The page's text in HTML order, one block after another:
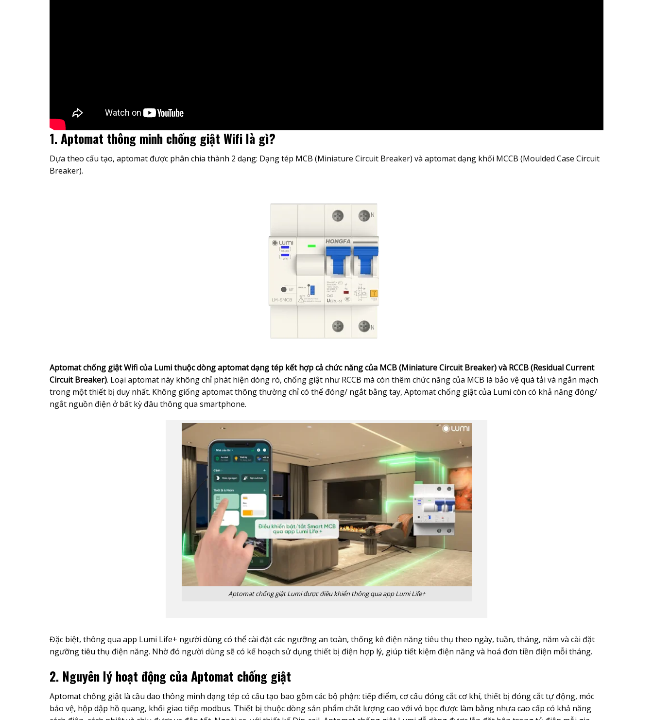
1. Aptomat thông minh chống giật Wifi là gì?
Dựa theo cấu tạo, aptomat được phân chia thành 2 dạng: Dạng tép MCB (Miniature Circuit Breaker) và aptomat dạng khối MCCB (Moulded Case Circuit
Breaker).
Aptomat chống giật Wifi của Lumi thuộc dòng aptomat dạng tép kết hợp cả chức năng của MCB (Miniature Circuit Breaker) và RCCB (Residual Current
Circuit Breaker). Loại aptomat này không chỉ phát hiện dòng rò, chống giật như RCCB mà còn thêm chức năng của MCB là bảo vệ quá tải và ngắn mạch
trong một thiết bị duy nhất. Không giống aptomat thông thường chỉ có thể đóng/ ngắt bằng tay, Aptomat chống giật của Lumi còn có khả năng đóng/
ngắt nguồn điện ở bất kỳ đâu thông qua smartphone.
Aptomat chống giật Lumi được điều khiển thông qua app Lumi Life+
Đặc biệt, thông qua app Lumi Life+ người dùng có thể cài đặt các ngưỡng an toàn, thống kê điện năng tiêu thụ theo ngày, tuần, tháng, năm và cài đặt
ngưỡng tiêu thụ điện năng. Nhờ đó người dùng sẽ có kế hoạch sử dụng thiết bị điện hợp lý, giúp tiết kiệm điện năng và hoá đơn tiền điện mỗi tháng.
2. Nguyên lý hoạt động của Aptomat chống giật
Aptomat chống giật là cầu dao thông minh dạng tép có cấu tạo bao gồm các bộ phận: tiếp điểm, cơ cấu đóng cắt cơ khí, thiết bị đóng cắt tự động, móc
bảo vệ, hộp dập hồ quang, khối giao tiếp modbus. Thiết bị thuộc dòng sản phẩm chất lượng cao với vỏ bọc được làm bằng nhựa cao cấp có khả năng